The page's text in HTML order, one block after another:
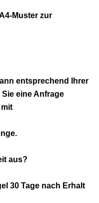
Muster zur
entsprechend Ihrer
eine Anfrage
aus?
30 Tage nach Erhalt